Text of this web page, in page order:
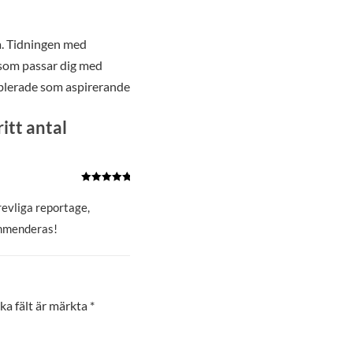
Tidningen med
passar dig med
som aspirerande
antal
reportage,
fält är märkta *